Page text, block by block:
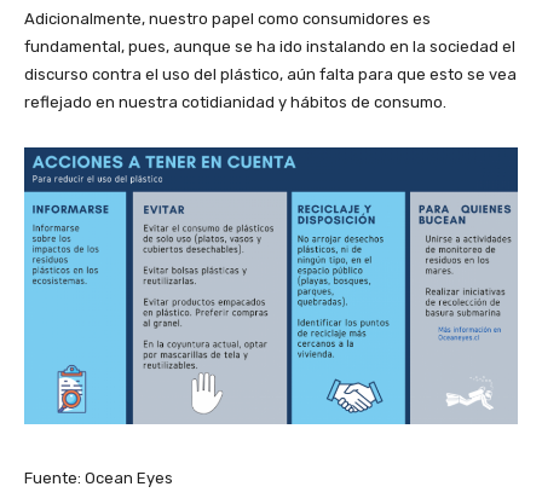
Adicionalmente, nuestro papel como consumidores es
fundamental, pues, aunque se ha ido instalando en la sociedad el
discurso contra el uso del plástico, aún falta para que esto se vea
reflejado en nuestra cotidianidad y hábitos de consumo.
Fuente: Ocean Eyes